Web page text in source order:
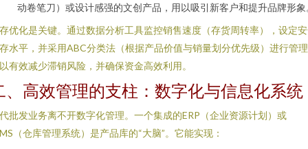
动卷笔刀）或设计感强的文创产品，用以吸引新客户和提升品牌形象
优化是关键。通过数据分析工具监控销售速度（存货周转率），设定
水平，并采用ABC分类法（根据产品价值与销量划分优先级）进行管
有效减少滞销风险，并确保资金高效利用。
、高效管理的支柱：数字化与信息化系统
批发业务离不开数字化管理。一个集成的ERP（企业资源计划）或
（仓库管理系统）是产品库的“大脑”。它能实现：